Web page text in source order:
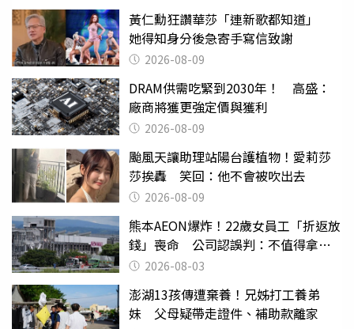
黃仁勳狂讚華莎「連新歌都知道」
她得知身分後急寄手寫信致謝
2026-08-09
DRAM供需吃緊到2030年！ 高盛：
廠商將獲更強定價與獲利
2026-08-09
颱風天讓助理站陽台護植物！愛莉莎
莎挨轟 笑回：他不會被吹出去
2026-08-09
熊本AEON爆炸！22歲女員工「折返放
錢」喪命 公司認誤判：不值得拿命
換 2026-08-03
澎湖13孩傳遭棄養！兄姊打工養弟
妹 父母疑帶走證件、補助款離家